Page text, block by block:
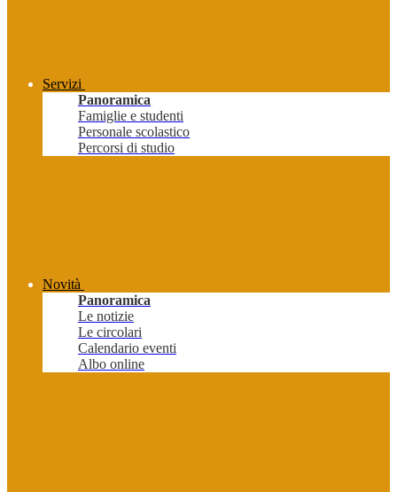
Servizi
Panoramica
Famiglie e studenti
Personale scolastico
Percorsi di studio
Novità
Panoramica
Le notizie
Le circolari
Calendario eventi
Albo online